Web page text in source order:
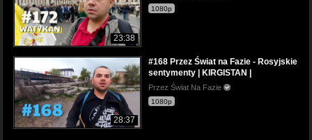
23:38
1080p
28:37
#168 Przez Świat na Fazie - Rosyjskie
sentymenty | KIRGISTAN |
Przez Świat Na Fazie
1080p